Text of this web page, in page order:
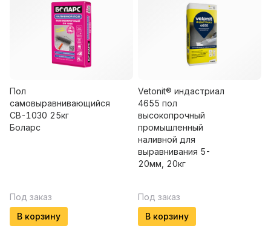
Пол
самовыравнивающийся
СВ-1030 25кг
Боларс
Под заказ
В корзину
Vetonit® индастриал
4655 пол
высокопрочный
промышленный
наливной для
выравнивания 5-
20мм, 20кг
Под заказ
В корзину